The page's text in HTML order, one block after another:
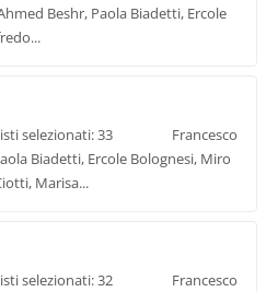
Beshr, Paola Biadetti, Ercole
selezionati: 33 Francesco
Biadetti, Ercole Bolognesi, Miro
Marisa...
selezionati: 32 Francesco